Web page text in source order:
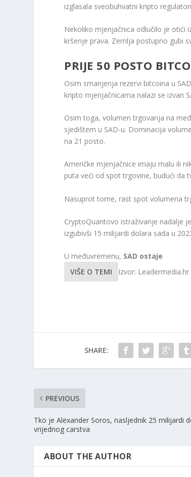
izglasala sveobuhvatni kripto
Nekoliko mjenjačnica odlučilo je otići
kršenje prava. Zemlja postupno gubi
PRIJE 50 POSTO
Osim smanjenja rezervi bitcoina u
kripto mjenjačnicama nalazi se izvan
Osim toga, volumen trgovanja na
sjedištem u SAD-u. Dominacija
na 21 posto.
Američke mjenjačnice imaju malu ili
puta veći od spot trgovine, budući da
Nasuprot tome, rast spot volumena
CryptoQuantovo istraživanje nadalje
izgubivši 15 milijardi dolara sada u
U međuvremenu, SAD ostaje
VIŠE O TEMI
Izvor: Leadermedia.hr
SHARE:
PREVIOUS
Tko je Alexander Soros, nasljednik 25 milijardi
vrijednog carstva
ABOUT THE AUTHOR